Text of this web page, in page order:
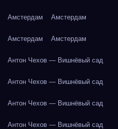
Амстердам Амстердам
Амстердам Амстердам
Антон Чехов — Вишнёвый сад
Антон Чехов — Вишнёвый сад
Антон Чехов — Вишнёвый сад
Антон Чехов — Вишнёвый сад